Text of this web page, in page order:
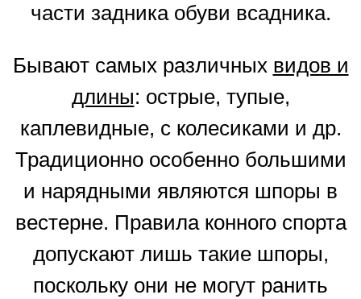
части задника обуви всадника.
Бывают самых различных видов и
длины: острые, тупые,
каплевидные, с колесиками и др.
Традиционно особенно большими
и нарядными являются шпоры в
вестерне. Правила конного спорта
допускают лишь такие шпоры,
поскольку они не могут ранить